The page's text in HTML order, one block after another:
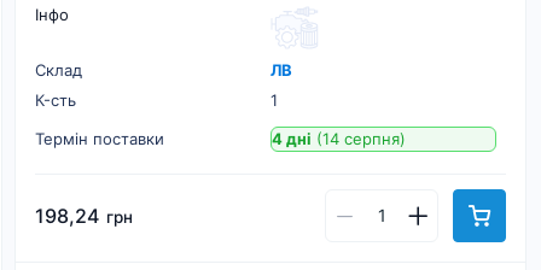
Інфо
Склад
ЛВ
К-cть
1
Термін поставки
4 дні (14 серпня)
198,24 грн